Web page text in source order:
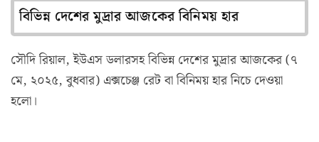
বিভিন্ন দেশের মুদ্রার আজকের বিনিময় হার
সৌদি রিয়াল, ইউএস ডলারসহ বিভিন্ন দেশের মুদ্রার আজকের (৭
মে, ২০২৫, বুধবার) এক্সচেঞ্জ রেট বা বিনিময় হার নিচে দেওয়া
হলো।